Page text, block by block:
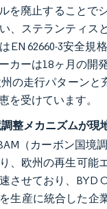
を廃止することで
、ステランティス
EN 62660-3安全
カーは18ヶ月の開
の走行パターン
を受けています。
整メカニズムが現
（カーボン国境
、欧州の再生可能
させており、BYD
生産に統合した企